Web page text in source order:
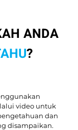
ANDA
?
video untuk
dan
disampaikan.